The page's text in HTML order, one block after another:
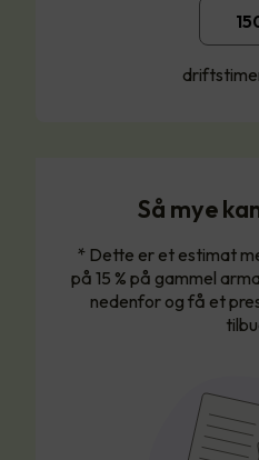
Så mye
* Dette er et estimat
på 15 % på gammel
nedenfor og få et